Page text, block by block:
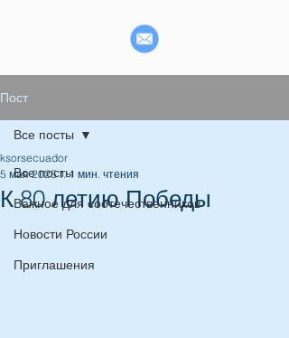
Пост
Все посты
Важное для соотечественников
Новости России
Приглашения
Все посты
К 80 летию Победы
ksorsecuador
5 мая 2025 г. 1 мин. чтения